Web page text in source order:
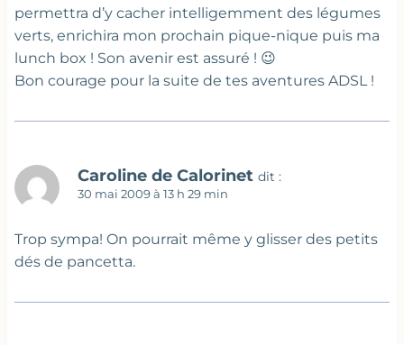
permettra d’y cacher intelligemment des légumes
verts, enrichira mon prochain pique-nique puis ma
lunch box ! Son avenir est assuré ! 😉
Bon courage pour la suite de tes aventures ADSL !
Caroline de Calorinet dit :
30 mai 2009 à 13 h 29 min
Trop sympa! On pourrait même y glisser des petits
dés de pancetta.